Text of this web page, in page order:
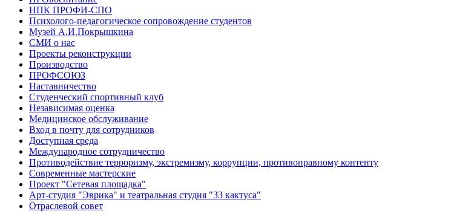
НПК ПРОФИ-СПО
Психолого-педагогическое сопровождение студентов
Музей А.И.Покрышкина
СМИ о нас
Проекты реконструкции
Производство
ПРОФСОЮЗ
Наставничество
Студенческий спортивный клуб
Независимая оценка
Медицинское обслуживание
Вход в почту для сотрудников
Доступная среда
Международное сотрудничество
Противодействие терроризму, экстремизму, коррупции, противоправному контенту
Современные мастерские
Проект "Сетевая площадка"
Арт-студия "Эврика" и театральная студия "33 кактуса"
Отраслевой совет